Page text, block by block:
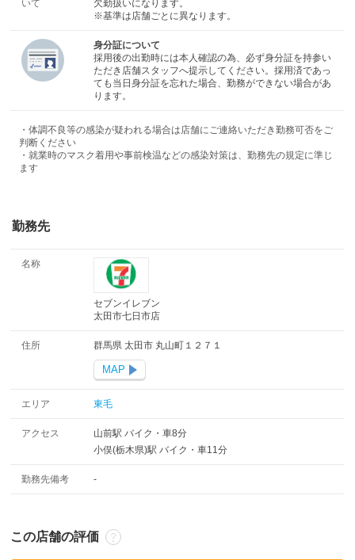
いて
欠勤扱いになります。
※基準は店舗ごとに異なります。
身分証について
採用後の出勤時には本人確認の為、必ず身分証を持参い
ただき店舗スタッフへ提示してください。採用済であっ
ても当日身分証を忘れた場合、勤務ができない場合があ
ります。
・体調不良等の感染が疑われる場合は店舗にご連絡いただき勤務可否をご
判断ください
・就業時のマスク着用や事前検温などの感染対策は、勤務先の規定に準じ
ます
勤務先
名称
セブンイレブン
太田市七日市店
住所 群馬県 太田市 丸山町１２７１
MAP
エリア 東毛
アクセス
山前駅 バイク・車8分
小俣(栃木県)駅 バイク・車11分
勤務先備考 -
この店舗の評価